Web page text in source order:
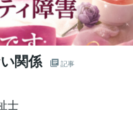
関係 記事
士